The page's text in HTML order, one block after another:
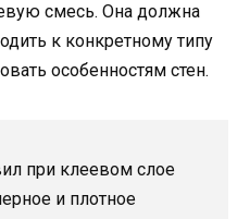
смесь. Она должна
к конкретному типу
особенностям стен.
при клеевом слое
и плотное